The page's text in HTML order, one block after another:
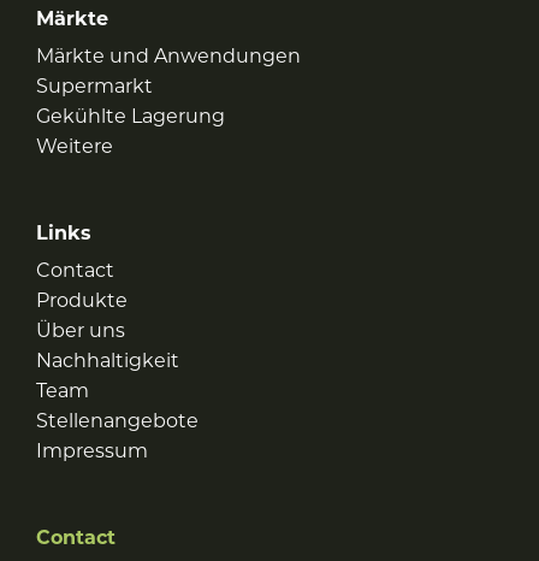
Märkte
Märkte und Anwendungen
Supermarkt
Gekühlte Lagerung
Weitere
Links
Contact
Produkte
Über uns
Nachhaltigkeit
Team
Stellenangebote
Impressum
Contact